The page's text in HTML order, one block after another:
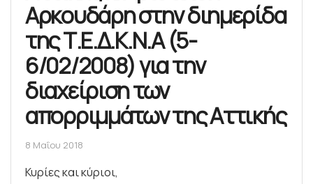
Αρκουδάρη στην διημερίδα
της Τ.Ε.Δ.Κ.Ν.Α (5-
6/02/2008) για την
διαχείριση των
απορριμμάτων της Αττικής
8 Μαΐου 2018
Κυρίες και κύριοι,